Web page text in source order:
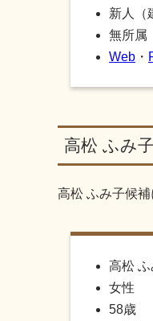
新人（
無所属
Web ・
高松 ふみ
高松 ふみ子候補
高松
女性
58歳